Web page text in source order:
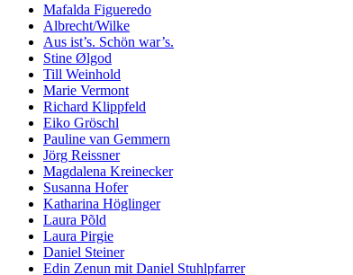
Mafalda Figueredo
Albrecht/Wilke
Aus ist’s. Schön war’s.
Stine Ølgod
Till Weinhold
Marie Vermont
Richard Klippfeld
Eiko Gröschl
Pauline van Gemmern
Jörg Reissner
Magdalena Kreinecker
Susanna Hofer
Katharina Höglinger
Laura Põld
Laura Pirgie
Daniel Steiner
Edin Zenun mit Daniel Stuhlpfarrer